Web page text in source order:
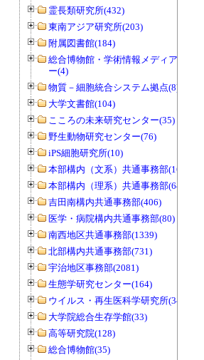
霊長類研究所(432)
東南アジア研究所(203)
附属図書館(184)
総合博物館・学術情報メディアセンタ
ー(4)
物質－細胞統合システム拠点(8)
大学文書館(104)
こころの未来研究センター(35)
野生動物研究センター(76)
iPS細胞研究所(10)
本部構内（文系）共通事務部(165)
本部構内（理系）共通事務部(646)
吉田南構内共通事務部(406)
医学・病院構内共通事務部(80)
南西地区共通事務部(1339)
北部構内共通事務部(731)
宇治地区事務部(2081)
生態学研究センター(164)
ウイルス・再生医科学研究所(34)
大学院総合生存学館(33)
高等研究院(128)
総合博物館(35)